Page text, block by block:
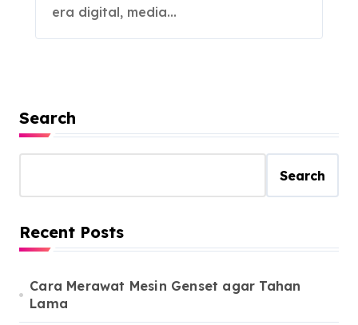
era digital, media…
Search
Search
Recent Posts
Cara Merawat Mesin Genset agar Tahan
Lama